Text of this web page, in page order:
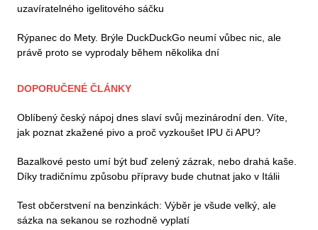
uzavíratelného igelitového sáčku
Rýpanec do Mety. Brýle DuckDuckGo neumí vůbec nic, ale
právě proto se vyprodaly během několika dní
DOPORUČENÉ ČLÁNKY
Oblíbený český nápoj dnes slaví svůj mezinárodní den. Víte,
jak poznat zkažené pivo a proč vyzkoušet IPU či APU?
Bazalkové pesto umí být buď zelený zázrak, nebo drahá kaše.
Díky tradičnímu způsobu přípravy bude chutnat jako v Itálii
Test občerstvení na benzinkách: Výběr je všude velký, ale
sázka na sekanou se rozhodně vyplatí